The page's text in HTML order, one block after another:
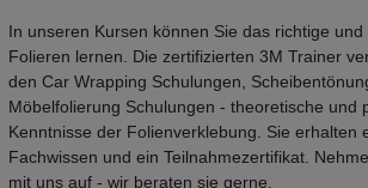
In unseren Kursen können Sie das richtige und
Folieren lernen. Die zertifizierten 3M Trainer
den Car Wrapping Schulungen,
Möbelfolierung Schulungen - theoretische und
Kenntnisse der Folienverklebung. Sie erhalten
Fachwissen und ein Teilnahmezertifikat.
mit uns auf - wir beraten sie gerne.